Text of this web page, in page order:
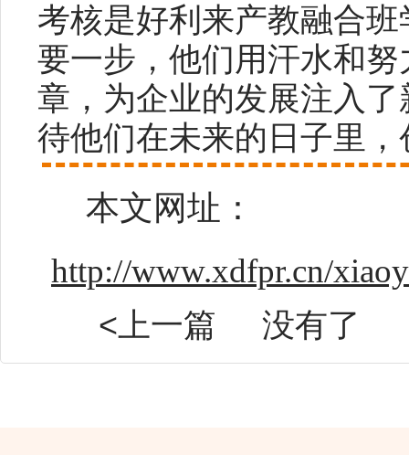
考核是好利来产教融合
要一步，他们用汗水和
章，为企业的发展注入
待他们在未来的日子里
本文网址：
http://www.xdfpr.cn/
<上一篇 没有了